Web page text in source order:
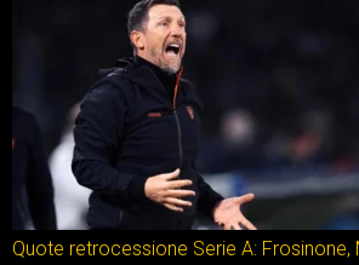
Quote retrocessione Serie A: